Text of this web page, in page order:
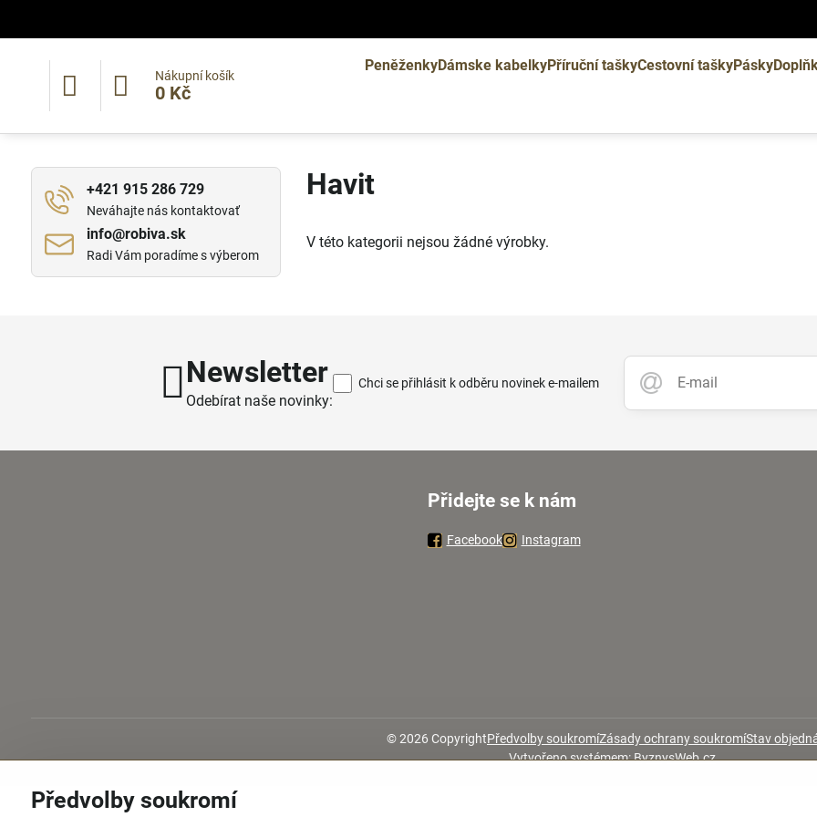
Nákupní košík
0 Kč
PeněženkyDámske kabelkyPříruční taškyCestovní taškyPásky
Havit
V této kategorii nejsou žádné výrobky.
+421 915 286 729
Neváhajte nás kontaktovať
info​@robiva​.sk
Radi Vám poradíme s výberom
Newsletter
Odebírat naše novinky:
Chci se přihlásit k odběru novinek e-mailem
Přidejte se k nám
Facebook Instagram
©2026 CopyrightPředvolby soukromíZásady ochrany soukromíStav
Vytvořeno systémem:ByznysWeb.cz
Předvolby soukromí